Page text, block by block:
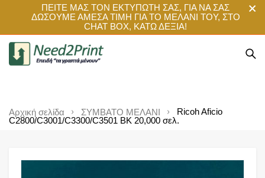
ΠΕΙΤΕ ΜΑΣ ΤΟΝ ΕΚΤΥΠΩΤΗ ΣΑΣ, ΓΙΑ ΝΑ ΣΑΣ
ΔΩΣΟΥΜΕ ΑΜΕΣΑ ΤΙΜΗ ΓΙΑ ΤΟ ΜΕΛΑΝΙ ΤΟΥ, ΣΤΟ
CHAT BOX, ΚΑΤΩ ΔΕΞΙΑ!
Αρχική σελίδα ΣΥΜΒΑΤΟ ΜΕΛΑΝΙ
Ricoh Aficio
C2800/C3001/C3300/C3501 BK 20,000 σελ.